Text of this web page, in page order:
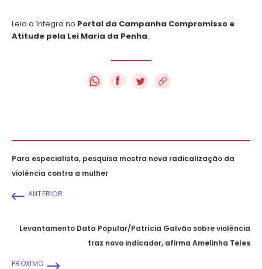
Leia a íntegra no Portal da Campanha Compromisso e
Atitude pela Lei Maria da Penha:
f
Para especialista, pesquisa mostra nova radicalização da
violência contra a mulher
ANTERIOR
Levantamento Data Popular/Patrícia Galvão sobre violência
traz novo indicador, afirma Amelinha Teles
PRÓXIMO